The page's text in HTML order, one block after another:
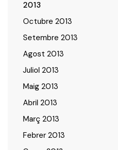
2013
Octubre 2013
Setembre 2013
Agost 2013
Juliol 2013
Maig 2013
Abril 2013
Març 2013
Febrer 2013